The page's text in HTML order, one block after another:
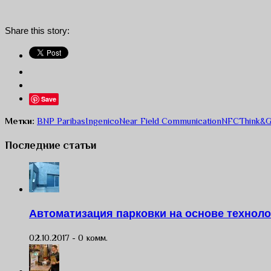
Share this story:
Save
Метки: BNP ParibasIngenicoNear Field CommunicationNFC
Последние статьи
Автоматизация парковки на основе
02.10.2017 - 0 комм.